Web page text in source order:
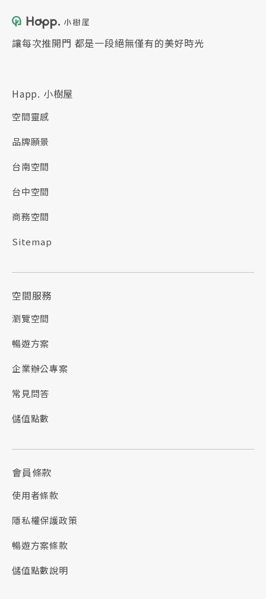
讓每次推開門 都是一段絕無僅有的美好時光
Happ. 小樹屋
空間靈感
品牌願景
台南空間
台中空間
商務空間
Sitemap
空間服務
瀏覽空間
暢遊方案
企業辦公專案
常見問答
儲值點數
會員條款
使用者條款
隱私權保護政策
暢遊方案條款
儲值點數說明